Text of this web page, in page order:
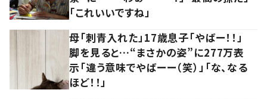
「これいいですね」
母「刺青入れた」17歳息子「やばー！！」
脚を見ると…“まさかの姿”に277万表
示「違う意味でやばーー（笑）」「な、なる
ほど！！」